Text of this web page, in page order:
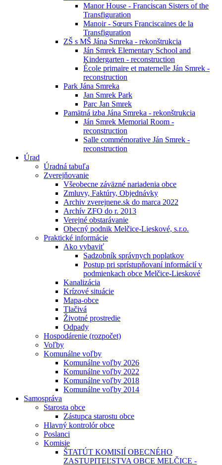
Manor House - Franciscan Sisters of the
Transfiguration
Manoir - Sœurs Franciscaines de la
Transfiguration
ZŠ s MŠ Jána Smreka - rekonštrukcia
Ján Smrek Elementary School and
Kindergarten - reconstruction
École primaire et maternelle Ján Smrek -
reconstruction
Park Jána Smreka
Jan Smrek Park
Parc Jan Smrek
Pamätná izba Jána Smreka - rekonštrukcia
Ján Smrek Memorial Room -
reconstruction
Salle commémorative Ján Smrek -
reconstruction
Úrad
Úradná tabuľa
Zverejňovanie
Všeobecne záväzné nariadenia obce
Zmluvy, Faktúry, Objednávky
Archiv zverejnene.sk do marca 2022
Archív ZFO do r. 2013
Verejné obstarávanie
Obecný podnik Melčice-Lieskové, s.r.o.
Praktické informácie
Ako vybaviť
Sadzobník správnych poplatkov
Postup pri sprístupňovaní informácií v
podmienkach obce Melčice-Lieskové
Kanalizácia
Krízové situácie
Mapa-obce
Tlačivá
Životné prostredie
Odpady
Hospodárenie (rozpočet)
Voľby
Komunálne voľby
Komunálne voľby 2026
Komunálne voľby 2022
Komunálne voľby 2018
Komunálne voľby 2014
Samospráva
Starosta obce
Zástupca starostu obce
Hlavný kontrolór obce
Poslanci
Komisie
ŠTATÚT KOMISIÍ OBECNÉHO
ZASTUPITEĽSTVA OBCE MELČICE -